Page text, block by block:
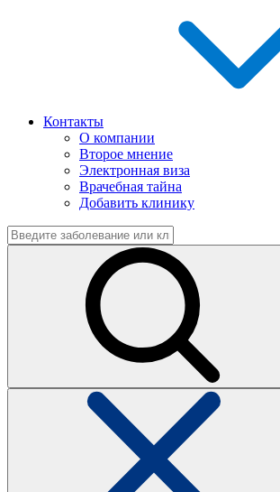
Контакты
О компании
Второе мнение
Электронная виза
Врачебная тайна
Добавить клинику